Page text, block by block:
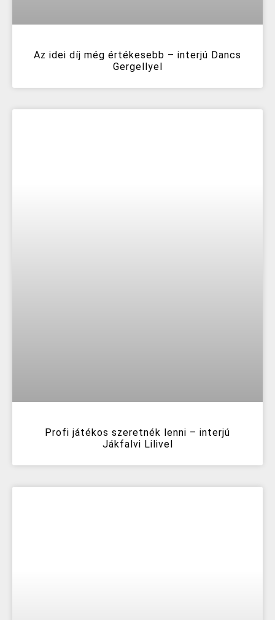
Az idei díj még értékesebb – interjú Dancs
Gergellyel
Profi játékos szeretnék lenni – interjú
Jákfalvi Lilivel